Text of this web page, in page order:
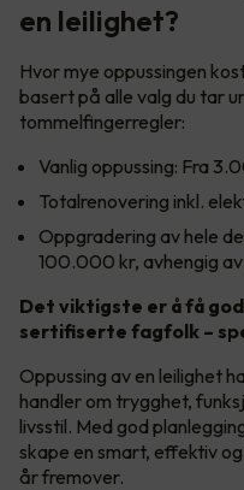
en leilighet?
Hvor mye oppussingen
basert på alle valg du tar
tommelfingerregler:
Vanlig oppussing: Fra
Totalrenovering inkl.
Oppgradering av hele
100.000 kr, avhengig
Det viktigste er å få
sertifiserte fagfolk –
Oppussing av en leilighet
handler om trygghet,
livsstil. Med god
skape en smart, effektiv
år fremover.